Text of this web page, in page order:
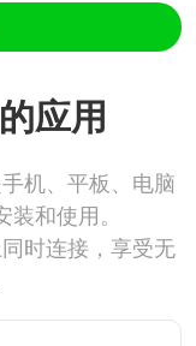
应用
机、平板、电脑
和使用。
时连接，享受无